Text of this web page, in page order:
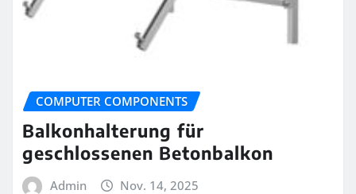
COMPUTER COMPONENTS
Balkonhalterung für
geschlossenen Betonbalkon
Admin Nov. 14, 2025